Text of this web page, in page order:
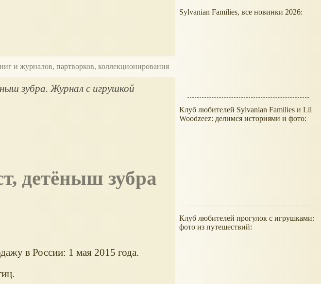
и журналов, партворков, коллекционирования
зубра. Журнал с игрушкой
детёныш зубра
в России: 1 мая 2015 года.
Sylvanian Families, все новинки 2026:
Клуб любителей Sylvanian Families и Lil
Woodzeez: делимся историями и фото:
Клуб любителей прогулок с игрушками:
фото из путешествий: